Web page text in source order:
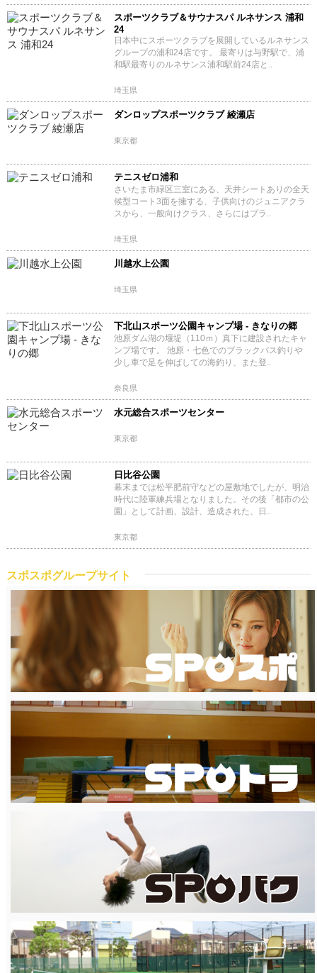
スポーツクラブ＆サウナスパ ルネサンス 浦和
24
日本中にスポーツクラブを展開しているルネサンス
グループの浦和24店です。 最寄りは与野駅で、浦
和駅最寄りのルネサンス浦和駅前24店と..
埼玉県
ダンロップスポーツクラブ 綾瀬店
東京都
テニスゼロ浦和
さいたま市緑区三室にある、天井シートありの全天
候型コート3面を擁する、子供向けのジュニアクラ
スから、一般向けクラス、さらにはプラ..
埼玉県
川越水上公園
埼玉県
下北山スポーツ公園キャンプ場 - きなりの郷
池原ダム湖の堰堤（110ｍ）真下に建設されたキャ
ンプ場です。 池原・七色でのブラックバス釣りや
少し車で足を伸ばしての海釣り、また登..
奈良県
水元総合スポーツセンター
東京都
日比谷公園
幕末までは松平肥前守などの屋敷地でしたが、明治
時代に陸軍練兵場となりました。その後「都市の公
園」として計画、設計、造成された、日..
東京都
スポスポグループサイト